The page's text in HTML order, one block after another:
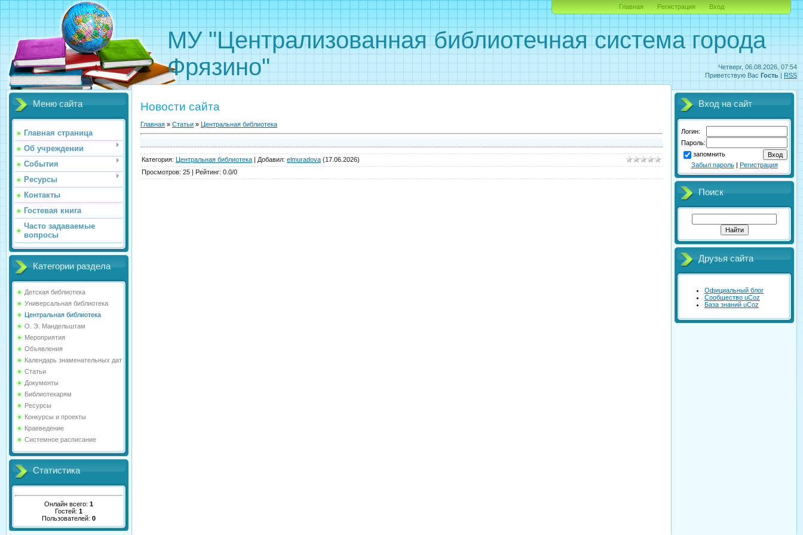
Четверг, 06.08.2026, 07:54
Приветствую Вас Гость | RSS
МУ "Централизованная библиотечная система города
Фрязино"
Главная Регистрация Вход
Меню сайта
Главная страница
Об учреждении
События
Ресурсы
Контакты
Гостевая книга
Часто задаваемые
вопросы
Категории раздела
Детская библиотека
Универсальная библиотека
Центральная библиотека
О. Э. Мандельштам
Мероприятия
Объявления
Календарь знаменательных дат
Статьи
Документы
Библиотекарям
Ресурсы
Конкурсы и проекты
Краеведение
Системное расписание
Статистика
Онлайн всего: 1
Гостей: 1
Пользователей: 0
Новости сайта
Главная » Статьи » Центральная библиотека
Категория: Центральная библиотека | Добавил: elmuradova (17.06.2026)
Просмотров: 25 | Рейтинг: 0.0/0
Вход на сайт
Логин:
Пароль:
запомнить
Забыл пароль| Регистрация
Поиск
Друзья сайта
Официальный блог
Сообщество uCoz
База знаний uCoz